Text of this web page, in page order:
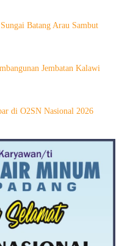
Batang Arau Sambut
Jembatan Kalawi
di O2SN Nasional 2026